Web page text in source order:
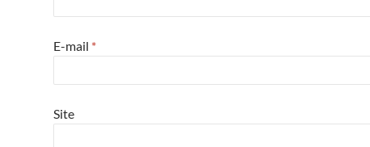
E-mail *
Site